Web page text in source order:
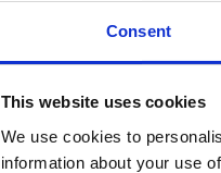
Consent
This website uses cookies
We use cookies to
information about your use